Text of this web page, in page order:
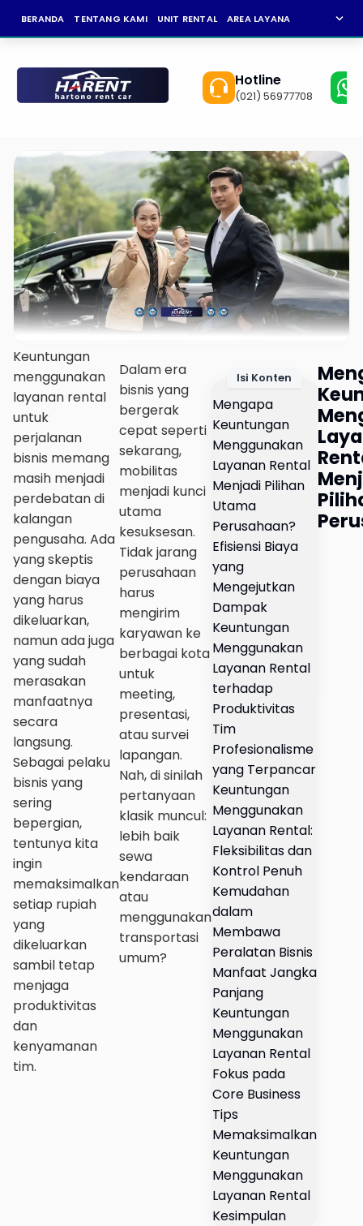
BERANDA TENTANG KAMI UNIT RENTAL AREA LAYANAN expand_more
Hotline
(021) 56977708
Keuntungan
menggunakan
layanan rental
untuk
perjalanan
bisnis memang
masih menjadi
perdebatan di
kalangan
pengusaha. Ada
yang skeptis
dengan biaya
yang harus
dikeluarkan,
namun ada juga
yang sudah
merasakan
manfaatnya
secara
langsung.
Sebagai pelaku
bisnis yang
sering
bepergian,
tentunya kita
ingin
memaksimalkan
setiap rupiah
yang
dikeluarkan
sambil tetap
menjaga
produktivitas
dan
kenyamanan
tim.
Dalam era
bisnis yang
bergerak
cepat seperti
sekarang,
mobilitas
menjadi kunci
utama
kesuksesan.
Tidak jarang
perusahaan
harus
mengirim
karyawan ke
berbagai kota
untuk
meeting,
presentasi,
atau survei
lapangan.
Nah, di sinilah
pertanyaan
klasik muncul:
lebih baik
sewa
kendaraan
atau
menggunakan
transportasi
umum?
Isi Konten
Mengapa
Keuntungan
Menggunakan
Layanan Rental
Menjadi Pilihan
Utama
Perusahaan?
Efisiensi Biaya
yang
Mengejutkan
Dampak
Keuntungan
Menggunakan
Layanan Rental
terhadap
Produktivitas
Tim
Profesionalisme
yang Terpancar
Keuntungan
Menggunakan
Layanan Rental:
Fleksibilitas dan
Kontrol Penuh
Kemudahan
dalam
Membawa
Peralatan Bisnis
Manfaat Jangka
Panjang
Keuntungan
Menggunakan
Layanan Rental
Fokus pada
Core Business
Tips
Memaksimalkan
Keuntungan
Menggunakan
Layanan Rental
Kesimpulan